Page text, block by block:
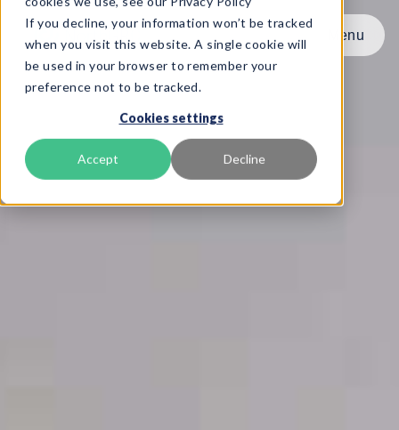
If you decline, your information won’t be tracked
when you visit this website. A single cookie will
be used in your browser to remember your
preference not to be tracked.
Cookies settings
Accept Decline
Menu
Menu
Produkt
Services
Ressourcen
Über uns